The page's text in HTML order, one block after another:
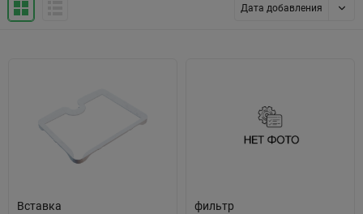
Дата добавления
Вставка фильтр